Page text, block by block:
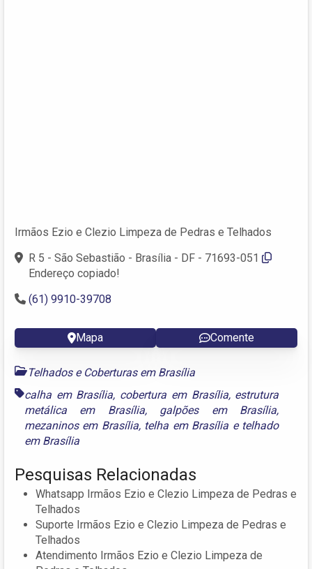
Irmãos Ezio e Clezio Limpeza de Pedras e Telhados
R 5 - São Sebastião - Brasília - DF - 71693-051
Endereço copiado!
(61) 9910-39708
Mapa Comente
Telhados e Coberturas em Brasília
calha em Brasília, cobertura em Brasília, estrutura
metálica em Brasília, galpões em Brasília,
mezaninos em Brasília, telha em Brasília e telhado
em Brasília
Pesquisas Relacionadas
Whatsapp Irmãos Ezio e Clezio Limpeza de Pedras e
Telhados
Suporte Irmãos Ezio e Clezio Limpeza de Pedras e
Telhados
Atendimento Irmãos Ezio e Clezio Limpeza de